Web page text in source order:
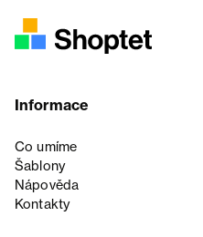
Informace
Co umíme
Šablony
Nápověda
Kontakty